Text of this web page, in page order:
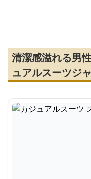
清潔感溢れる男
ュアルスーツジ